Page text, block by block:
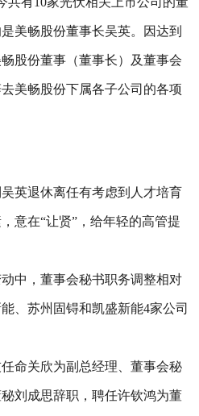
美畅股份董事长吴英。因达到
股份董事（董事长）及董事会
美畅股份下属各子公司的各项
英退休离任有考虑到人才培育
意在“让贤”，给年轻的高管提
中，董事会秘书职务调整相对
、苏州固锝和凯盛新能4家公司
命关欣为副总经理、董事会秘
刘成思辞职，聘任许钦鸿为董